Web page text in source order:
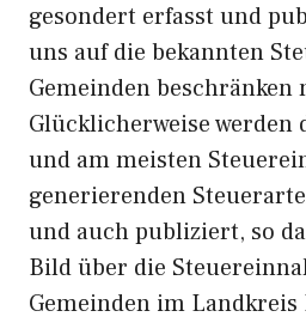
gesondert erfasst und
uns auf die bekannten
Gemeinden beschränken
Glücklicherweise werden
und am meisten
generierenden
und auch publiziert, so
Bild über die
Gemeinden im Landkreis